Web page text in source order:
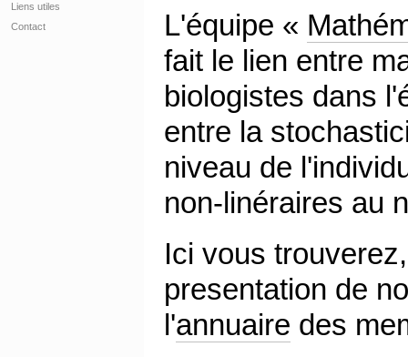
Liens utiles
Contact
L'équipe «
fait le lien entre
biologistes dans
entre la
niveau de
non-linéraires au
Ici vous
presentation de
l'annuaire des